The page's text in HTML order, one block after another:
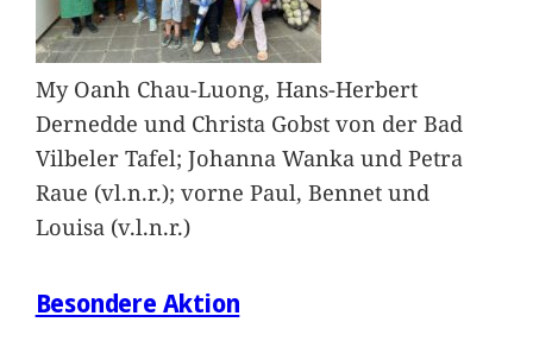
My Oanh Chau-Luong, Hans-Herbert
Dernedde und Christa Gobst von der Bad
Vilbeler Tafel; Johanna Wanka und Petra
Raue (vl.n.r.); vorne Paul, Bennet und
Louisa (v.l.n.r.)
Besondere Aktion